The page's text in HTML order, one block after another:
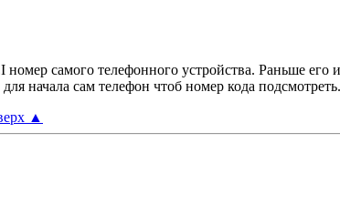
номер самого телефонного устройства. Раньше
начала сам телефон чтоб номер кода подсмотреть.
▲